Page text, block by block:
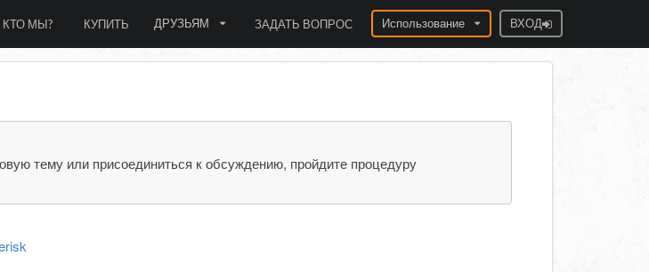
КТО МЫ? КУПИТЬ ДРУЗЬЯМ ЗАДАТЬ ВОПРОС Использование ВХОД
тему или присоединиться к обсуждению, пройдите процедуру